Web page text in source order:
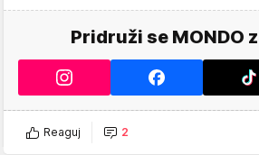
Pridruži se MONDO
Reaguj 2